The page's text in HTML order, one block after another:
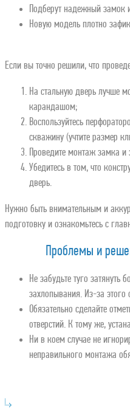
Подберут надежный замок
Новую модель плотно
Если вы точно решили, что
На стальную дверь лучше
карандашом;
Воспользуйтесь
скважину (учтите размер
Проведите монтаж замка и
Убедитесь в том, что
дверь.
Нужно быть внимательным и
подготовку и ознакомьтесь с
Проблемы и
Не забудьте туго
захлопывания. Из-за этого
Обязательно сделайте
отверстий. К тому же,
Ни в коем случае не
неправильного монтажа